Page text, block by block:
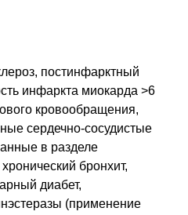
постинфарктный
инфаркта миокарда >6
кровообращения,
сердечно-сосудистые
в разделе
бронхит,
диабет,
(применение